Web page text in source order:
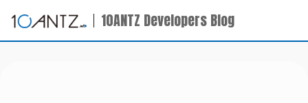
10ANTZ Developers Blog